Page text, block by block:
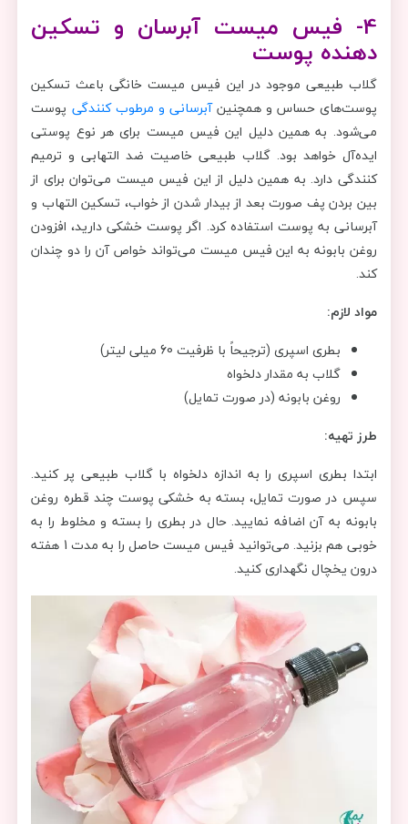
4- فیس میست آبرسان و تسکین
دهنده پوست
گلاب طبیعی موجود در این فیس میست خانگی باعث تسکین
پوست‌های حساس و همچنینآبرسانی و مرطوب کنندگی پوست
می‌شود. به همین دلیل این فیس میست برای هر نوع پوستی
ایده‌آل خواهد بود. گلاب طبیعی خاصیت ضد التهابی و ترمیم
کنندگی دارد. به همین دلیل از این فیس میست می‌توان برای از
بین بردن پف صورت بعد از بیدار شدن از خواب، تسکین التهاب و
آبرسانی به پوست استفاده کرد. اگر پوست خشکی دارید، افزودن
روغن بابونه به این فیس میست می‌تواند خواص آن را دو چندان
کند.
مواد لازم:
بطری اسپری (ترجیحاً با ظرفیت 60 میلی لیتر)
گلاب به مقدار دلخواه
روغن بابونه (در صورت تمایل)
طرز تهیه:
ابتدا بطری اسپری را به اندازه دلخواه با گلاب طبیعی پر کنید.
سپس در صورت تمایل، بسته به خشکی پوست چند قطره روغن
بابونه به آن اضافه نمایید. حال در بطری را بسته و مخلوط را به
خوبی هم بزنید. می‌توانید فیس میست حاصل را به مدت 1 هفته
درون یخچال نگهداری کنید.